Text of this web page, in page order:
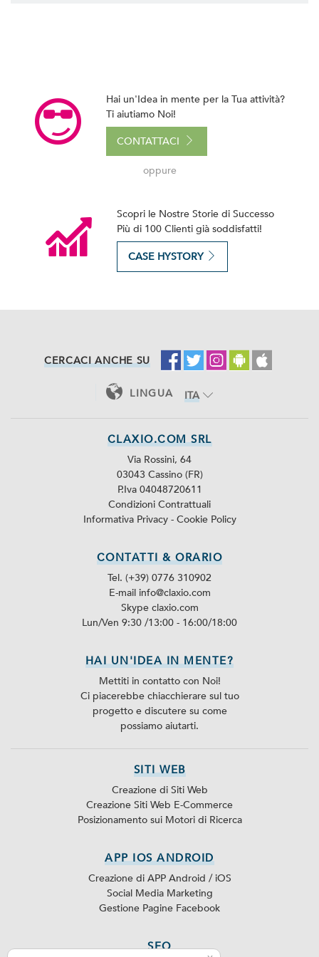
Hai un'Idea in mente per la Tua attività?
Ti aiutiamo Noi!
CONTATTACI
oppure
Scopri le Nostre Storie di Successo
Più di 100 Clienti già soddisfatti!
CASE HYSTORY
CERCACI ANCHE SU
LINGUA
ITA
CLAXIO.COM SRL
Via Rossini, 64
03043 Cassino (FR)
P.Iva 04048720611
Condizioni Contrattuali
Informativa Privacy - Cookie Policy
CONTATTI & ORARIO
Tel. (+39) 0776 310902
E-mail info@claxio.com
Skype claxio.com
Lun/Ven 9:30 /13:00 - 16:00/18:00
HAI UN'IDEA IN MENTE?
Mettiti in contatto con Noi!
Ci piacerebbe chiacchierare sul tuo
progetto e discutere su come
possiamo aiutarti.
SITI WEB
Creazione di Siti Web
Creazione Siti Web E-Commerce
Posizionamento sui Motori di Ricerca
APP IOS ANDROID
Creazione di APP Android / iOS
Social Media Marketing
Gestione Pagine Facebook
SEO